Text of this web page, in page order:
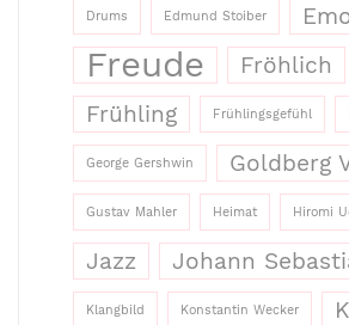
Drums Edmund Stoiber
Freude
Fröhlich
Frühling
Frühlingsgefühl
George Gershwin Goldberg
Gustav Mahler Heimat Hiromi
Jazz Johann
Klangbild Konstantin Wecker